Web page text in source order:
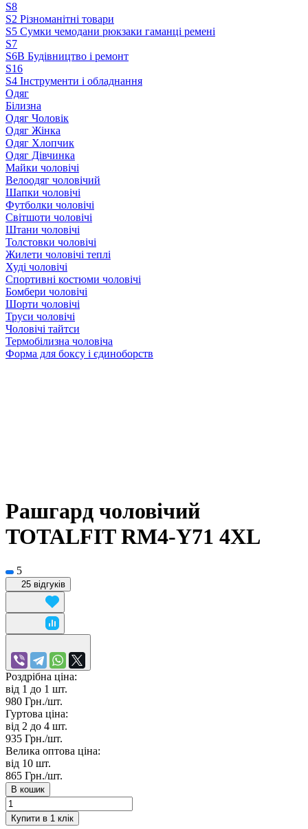
S8
S2 Різноманітні товари
S5 Сумки чемодани рюкзаки гаманці ремені
S7
S6B Будівництво і ремонт
S16
S4 Інструменти і обладнання
Одяг
Білизна
Одяг Чоловік
Одяг Жінка
Одяг Хлопчик
Одяг Дівчинка
Майки чоловічі
Велоодяг чоловічий
Шапки чоловічі
Футболки чоловічі
Світшоти чоловічі
Штани чоловічі
Толстовки чоловічі
Жилети чоловічі теплі
Худі чоловічі
Спортивні костюми чоловічі
Бомбери чоловічі
Шорти чоловічі
Труси чоловічі
Чоловічі тайтси
Термобілизна чоловіча
Форма для боксу і єдиноборств
Рашгард чоловічий
TOTALFIT RM4-Y71 4XL
5
25 відгуків
Роздрібна ціна:
від 1 до 1 шт.
980 Грн./шт.
Гуртова ціна:
від 2 до 4 шт.
935 Грн./шт.
Велика оптова ціна:
від 10 шт.
865 Грн./шт.
В кошик
Купити в 1 клік